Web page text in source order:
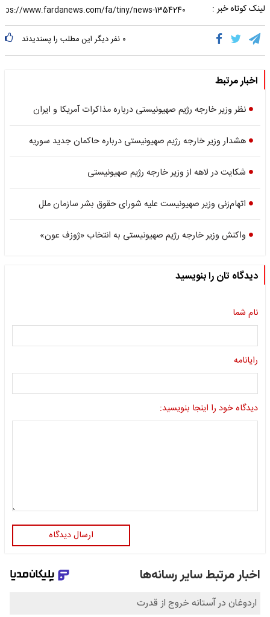
لینک کوتاه خبر :
۰ نفر دیگر این مطلب را پسندیدند
اخبار مرتبط
نظر وزیر خارجه رژیم صهیونیستی درباره مذاکرات آمریکا و ایران
هشدار وزیر خارجه رژیم صهیونیستی درباره حاکمان جدید سوریه
شکایت در لاهه از وزیر خارجه رژیم صهیونیستی
اتهام‌زنی وزیر صهیونیست علیه شورای حقوق بشر سازمان ملل
واکنش وزیر خارجه رژیم صهیونیستی به انتخاب «ژوزف عون»
دیدگاه تان را بنویسید
نام شما
رایانامه
دیدگاه خود را اینجا بنویسید:
ارسال دیدگاه